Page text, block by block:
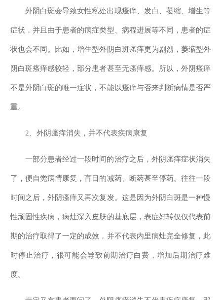
外阴白斑会导致女性私处出现瘙痒、发白、萎缩、增生等
症状，并且由于患者的病症类型、病程进展等不同，患者的症
状也会不同。比如，增生型外阴白斑瘙痒更为剧烈，萎缩型外
阴白斑瘙痒感较轻，部分患者甚至无瘙痒感。所以，外阴瘙痒
不是外阴白斑的唯一症状，不能以瘙痒与否来判断病情是否严
重。
2、外阴瘙痒消失，并不代表疾病康复
一部分患者经过一段时间的治疗之后，外阴瘙痒症状消失
了，便自觉病情康复，盲目的减药、断药甚至停药。往往一段
时间之后，外阴瘙痒又再次复发。这是因为外阴白斑是一种慢
性顽固性疾病，病灶深入皮肤的基底层，表症好转仅仅代表前
期的治疗取得了一定的成效，并不代表内里病灶完全修复，此
时停止治疗，很可能会导致前期治疗白费，增加后期治疗难
度。